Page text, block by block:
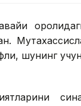
шунинг учун